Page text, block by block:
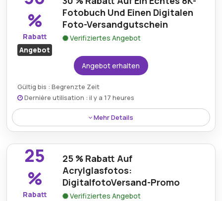
Versandkosten sparen.
%
Rabatt
Angebot
Fotobuch Und Einen Digitalen
Foto-Versandgutschein
Verifiziertes Angebot
Angebot erhalten
Gültig bis : Begrenzte Zeit
Dernière utilisation : il y a 17 heures
Mehr Details
Ein spezieller Gutschein für Digital Foto Versand
ermöglicht einen großzügigen Rabatt von 30 % auf
das 8K Real Photo Book und gibt Kunden die
Möglichkeit, atemberaubende Fotobücher zu einem
günstigeren Preis zu erstellen.
25
%
Rabatt
25 % Rabatt Auf
Acrylglasfotos:
DigitalfotoVersand-Promo
Verifiziertes Angebot